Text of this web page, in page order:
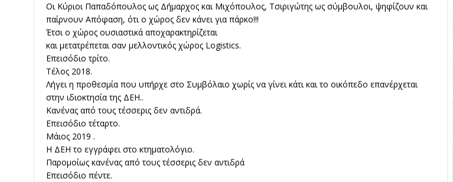
Οι Κύριοι Παπαδόπουλος ως Δήμαρχος και Μιχόπουλος, Τσιριγώτης ως σύμβουλοι, ψηφίζουν και
παίρνουν Απόφαση, ότι ο χώρος δεν κάνει για πάρκο!!!
Έτσι ο χώρος ουσιαστικά αποχαρακτηρίζεται
και μετατρέπεται σαν μελλοντικός χώρος Logistics.
Επεισόδιο τρίτο.
Τέλος 2018.
Λήγει η προθεσμία που υπήρχε στο Συμβόλαιο χωρίς να γίνει κάτι και το οικόπεδο επανέρχεται
στην ιδιοκτησία της ΔΕΗ..
Κανένας από τους τέσσερις δεν αντιδρά.
Επεισόδιο τέταρτο.
Μάιος 2019 .
Η ΔΕΗ το εγγράφει στο κτηματολόγιο.
Παρομοίως κανένας από τους τέσσερις δεν αντιδρά
Επεισόδιο πέντε.